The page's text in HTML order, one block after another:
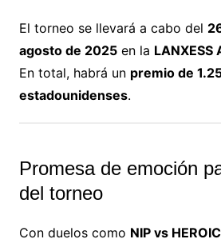
El torneo se llevará a cabo del
agosto de 2025en la LANXESS
En total, habrá un premio de
estadounidenses.
Promesa de emoción
del torneo
Con duelos como NIP vs HEROIC